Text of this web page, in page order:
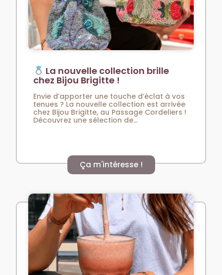
La nouvelle collection brille
chez Bijou Brigitte !
Envie d’apporter une touche d’éclat à vos
tenues ? La nouvelle collection est arrivée
chez Bijou Brigitte, au Passage Cordeliers !
Découvrez une sélection de...
Ça m'intéresse !